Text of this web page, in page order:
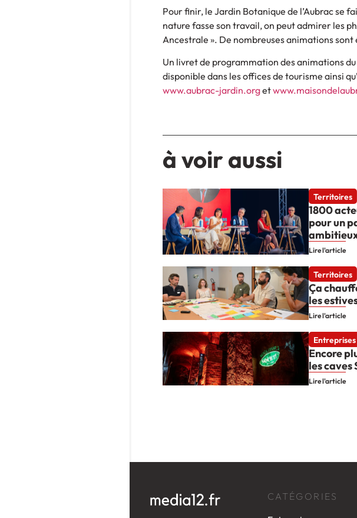
Pour finir, le Jardin Botanique de l’Aubrac se
nature fasse son travail, on peut admirer les
Ancestrale ». De nombreuses animations
Un livret de programmation des animations
disponible dans les offices de tourisme ainsi
www.aubrac-jardin.orget
à voir aussi
Territoires
1800
pour un
Lire l'article
Territoires
Ça
les
Lire l'article
Entreprises
Encore
les caves
Lire l'article
CATÉGORIES